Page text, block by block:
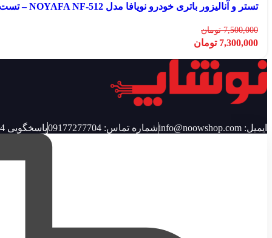
تستر و آنالیزور باتری خودرو نویافا مدل NOYAFA NF-512 – تست سلامت باتری و سیستم شارژ خودرو – باگارانتی12ماهه
7,500,000 تومان
7,300,000 تومان
ایمیل: info@noowshop.com شماره تماس: 09177277704 پاسخگویی 24 ساعته شبانه و روز